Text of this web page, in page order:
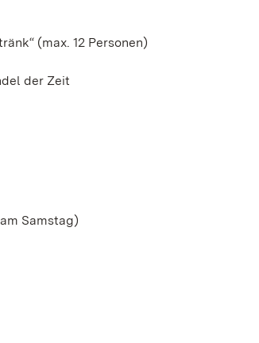
(max. 12 Personen)
der Zeit
Samstag)